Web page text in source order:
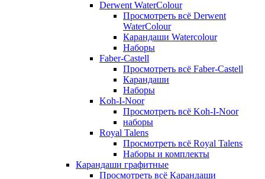
Derwent WaterColour
Просмотреть всё Derwent
WaterColour
Карандаши Watercolour
Наборы
Faber-Castell
Просмотреть всё Faber-Castell
Карандаши
Наборы
Koh-I-Noor
Просмотреть всё Koh-I-Noor
наборы
Royal Talens
Просмотреть всё Royal Talens
Наборы и комплекты
Карандаши графитные
Просмотреть всё Карандаши